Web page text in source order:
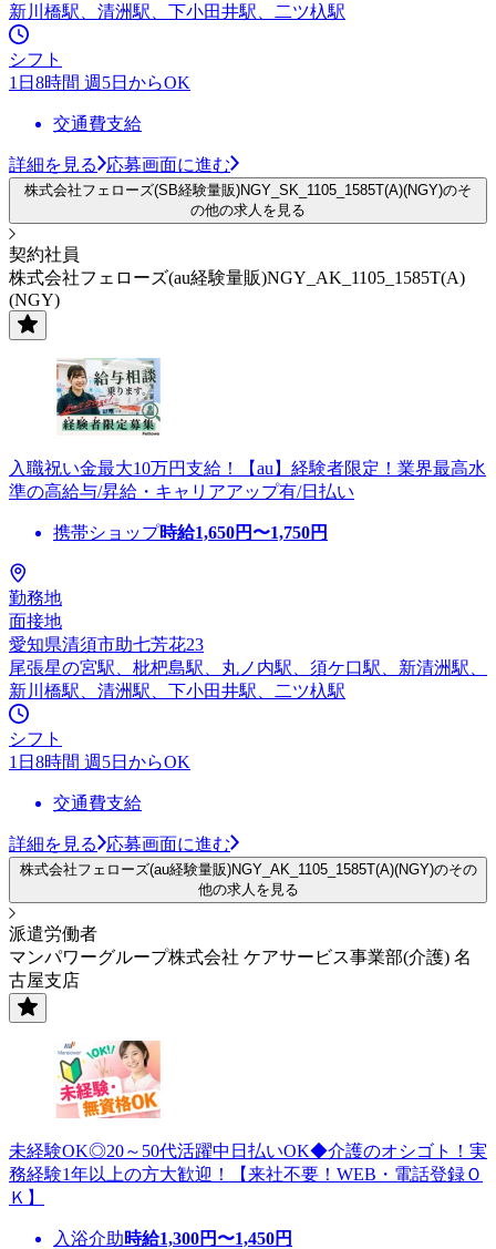
新川橋駅、清洲駅、下小田井駅、二ツ杁駅
シフト
1日8時間 週5日からOK
交通費支給
詳細を見る 応募画面に進む
株式会社フェローズ(SB経験量販)NGY_SK_1105_1585T(A)(NGY)のそ
の他の求人を見る
契約社員
株式会社フェローズ(au経験量販)NGY_AK_1105_1585T(A)
(NGY)
入職祝い金最大10万円支給！【au】経験者限定！業界最高水
準の高給与/昇給・キャリアアップ有/日払い
携帯ショップ時給1,650円〜1,750円
勤務地
面接地
愛知県清須市助七芳花23
尾張星の宮駅、枇杷島駅、丸ノ内駅、須ケ口駅、新清洲駅、
新川橋駅、清洲駅、下小田井駅、二ツ杁駅
シフト
1日8時間 週5日からOK
交通費支給
詳細を見る 応募画面に進む
株式会社フェローズ(au経験量販)NGY_AK_1105_1585T(A)(NGY)のその
他の求人を見る
派遣労働者
マンパワーグループ株式会社 ケアサービス事業部(介護) 名
古屋支店
未経験OK◎20～50代活躍中日払いOK◆介護のオシゴト！実
務経験1年以上の方大歓迎！【来社不要！WEB・電話登録Ｏ
Ｋ】
入浴介助時給1,300円〜1,450円